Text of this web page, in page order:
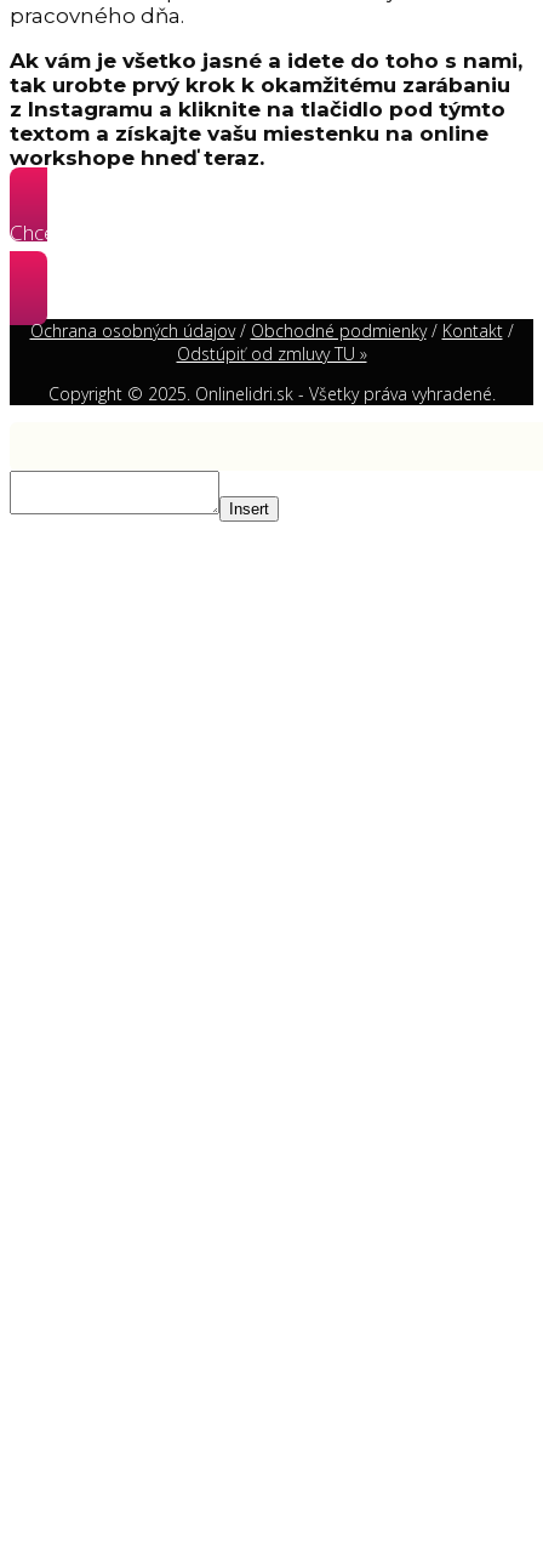
pracovného dňa.
Ak vám je všetko jasné a idete do toho s nami,
tak urobte prvý krok k okamžitému zarábaniu
z Instagramu a kliknite na tlačidlo pod týmto
textom a získajte vašu miestenku na online
workshope hneď teraz.
Chcem vstupenku na online workshop Hviezda Instagramu
»
Ochrana osobných údajov/ Obchodné podmienky/ Kontakt/
Odstúpiť od zmluvy TU »
Copyright © 2025. Onlinelidri.sk - Všetky práva vyhradené.
Insert